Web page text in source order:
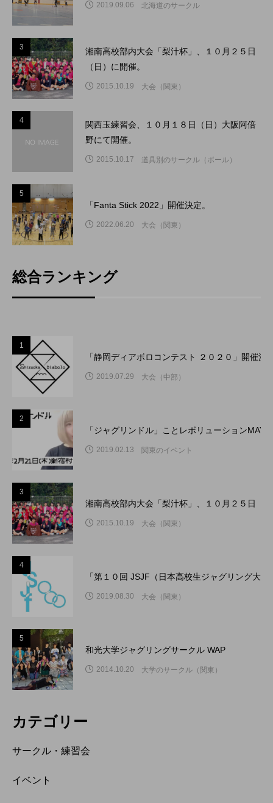
2019.09.06 北海道のサークル
3
湘南高校部内大会「梨汁杯」、１０月２５日
（日）に開催。
2015.10.19 大会（関東）
4
関西玉練習会、１０月１８日（日）大阪阿倍
野にて開催。
2015.10.17 道具別のサークル（ボール）
5
「Fanta Stick 2022」開催決定。
2022.06.20 大会（関東）
総合ランキング
1
「静岡ディアボロコンテスト ２０２０」開催
2019.07.29 大会（中部）
2
「ジャグリンドル」ことレボリューション
2019.02.13 関東のイベント
3
湘南高校部内大会「梨汁杯」、１０月２５日（
2015.10.19 大会（関東）
4
「第１０回 JSJF（日本高校生ジャグリング大
2019.08.30 大会（関東）
5
和光大学ジャグリングサークル WAP
2014.10.20 大学のサークル（関東）
カテゴリー
サークル・練習会
イベント